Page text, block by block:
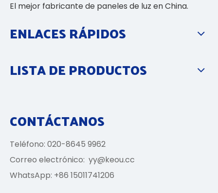
El mejor fabricante de paneles de luz en China.
ENLACES RÁPIDOS
LISTA DE PRODUCTOS
CONTÁCTANOS
Teléfono: 020-8645 9962
Correo electrónico: yy@keou.cc
WhatsApp: +86 15011741206